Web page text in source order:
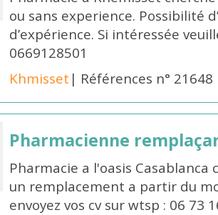
ou sans experience. Possibilité
d’expérience. Si intéressée
0669128501
Khmisset | Références n° 21648
Pharmacienne
Pharmacie a l'oasis
un remplacement a partir du
envoyez vos cv sur wtsp : 06 73